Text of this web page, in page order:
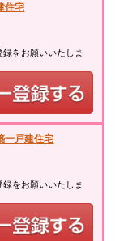
住宅
をお願いいたしま
一戸建住宅
をお願いいたしま